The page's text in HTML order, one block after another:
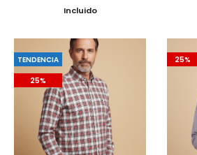
precio
era:
49,95€.
Incluido
TENDENCIA
25%
25%